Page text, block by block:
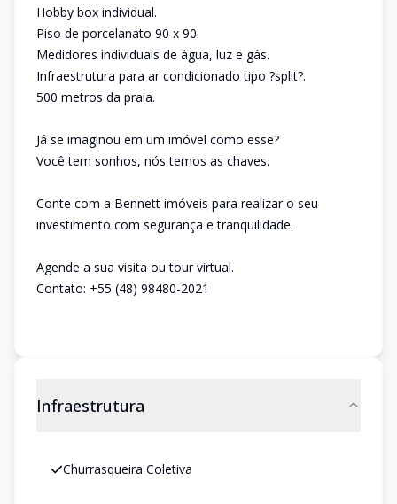
Hobby box individual.
Piso de porcelanato 90 x 90.
Medidores individuais de água, luz e gás.
Infraestrutura para ar condicionado tipo ?split?.
500 metros da praia.
Já se imaginou em um imóvel como esse?
Você tem sonhos, nós temos as chaves.
Conte com a Bennett imóveis para realizar o seu
investimento com segurança e tranquilidade.
Agende a sua visita ou tour virtual.
Contato: +55 (48) 98480-2021
Infraestrutura
Churrasqueira Coletiva